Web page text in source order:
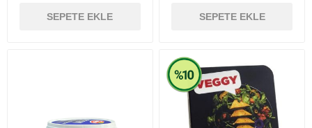
SEPETE EKLE SEPETE EKLE